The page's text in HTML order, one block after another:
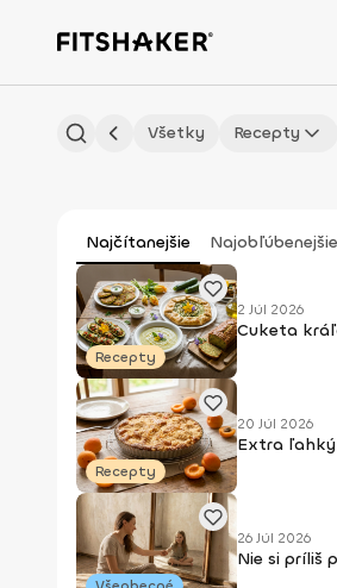
Všetky Recepty
Najčítanejšie Najobľúbenejšie
Recepty
2 Júl 2026
Cuketa
Recepty
20 Júl 2026
Extra
26 Júl 2026
Nie si príliš